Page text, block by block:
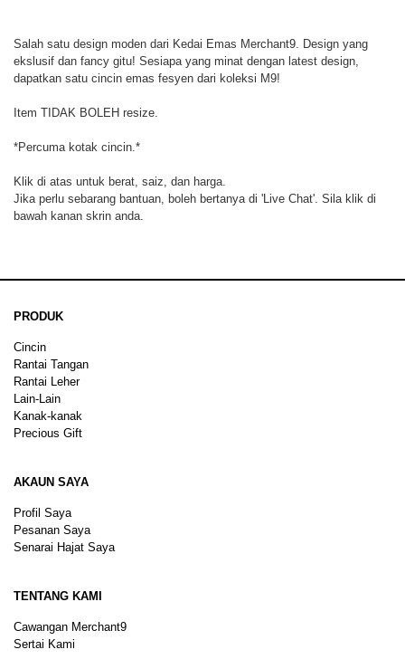
Salah satu design moden dari Kedai Emas Merchant9. Design yang
ekslusif dan fancy gitu! Sesiapa yang minat dengan latest design,
dapatkan satu cincin emas fesyen dari koleksi M9!
Item TIDAK BOLEH resize.
*Percuma kotak cincin.*
Klik di atas untuk berat, saiz, dan harga.
Jika perlu sebarang bantuan, boleh bertanya di 'Live Chat'. Sila klik di
bawah kanan skrin anda.
PRODUK
Cincin
Rantai Tangan
Rantai Leher
Lain-Lain
Kanak-kanak
Precious Gift
AKAUN SAYA
Profil Saya
Pesanan Saya
Senarai Hajat Saya
TENTANG KAMI
Cawangan Merchant9
Sertai Kami